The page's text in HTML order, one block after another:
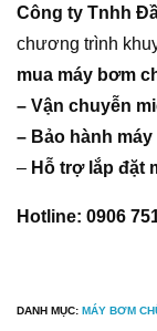
Công ty Tnhh
chương trình
mua máy bơm
– Vận chuyễn
– Bảo hành
– Hỗ trợ lắp đặt
Hotline: 0906
DANH MỤC: MÁY BƠM